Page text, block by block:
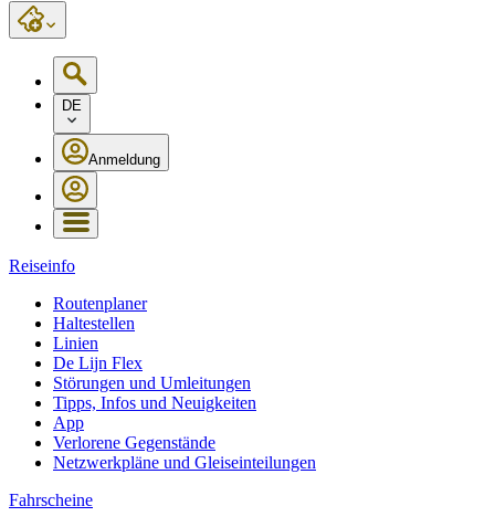
DE
Anmeldung
Reiseinfo
Routenplaner
Haltestellen
Linien
De Lijn Flex
Störungen und Umleitungen
Tipps, Infos und Neuigkeiten
App
Verlorene Gegenstände
Netzwerkpläne und Gleiseinteilungen
Fahrscheine